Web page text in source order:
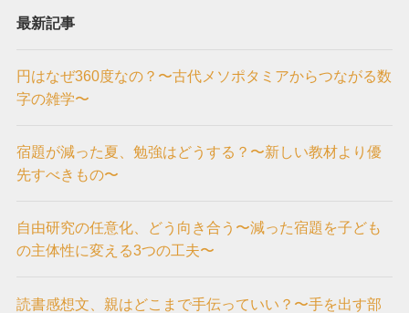
最新記事
円はなぜ360度なの？〜古代メソポタミアからつながる数
字の雑学〜
宿題が減った夏、勉強はどうする？〜新しい教材より優
先すべきもの〜
自由研究の任意化、どう向き合う〜減った宿題を子ども
の主体性に変える3つの工夫〜
読書感想文、親はどこまで手伝っていい？〜手を出す部